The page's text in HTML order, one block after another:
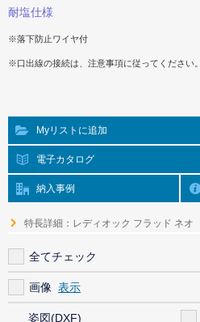
耐塩仕様
※落下防止ワイヤ付
※口出線の接続は、注意事項に従ってください。
Myリストに追加
電子カタログ
納入事例
特長詳細：レディオック フラッド ネオ
全てチェック
画像
姿図(DXF)